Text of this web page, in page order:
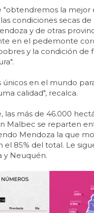
"obtendremos la mejor
condiciones secas de
y de otras
en el pedemonte
y la condición de
únicos en el mundo
calidad", recalca.
las más de 46.000
Malbec se reparten
Mendoza la que
el 85% del total. Le
y Neuquén.